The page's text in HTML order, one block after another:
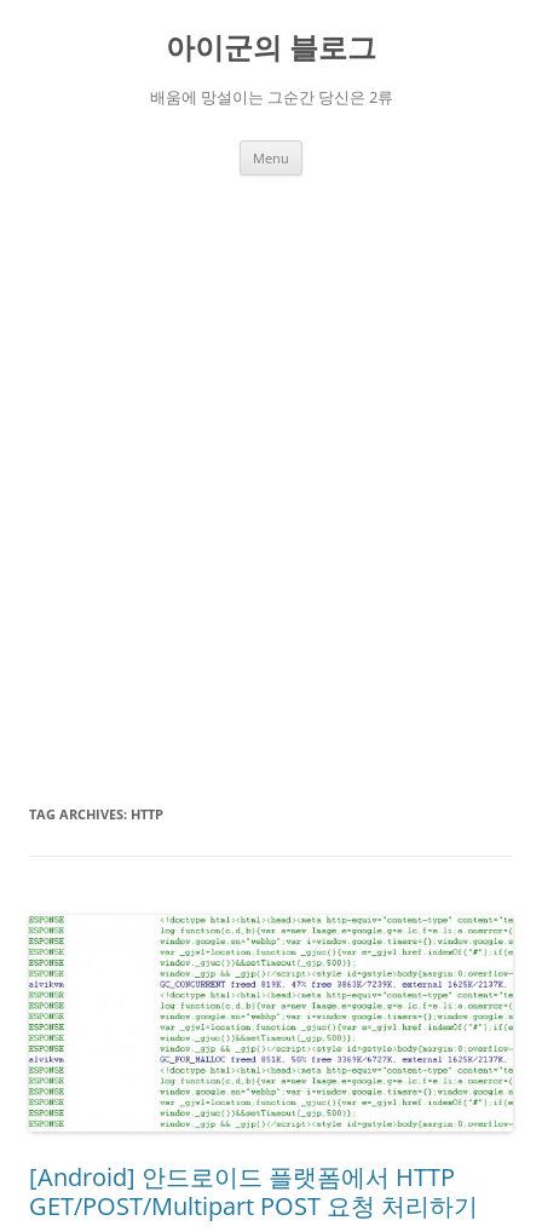
아이군의 블로그
배움에 망설이는 그순간 당신은 2류
Menu
TAG ARCHIVES: HTTP
[Android] 안드로이드 플랫폼에서 HTTP
GET/POST/Multipart POST 요청 처리하기